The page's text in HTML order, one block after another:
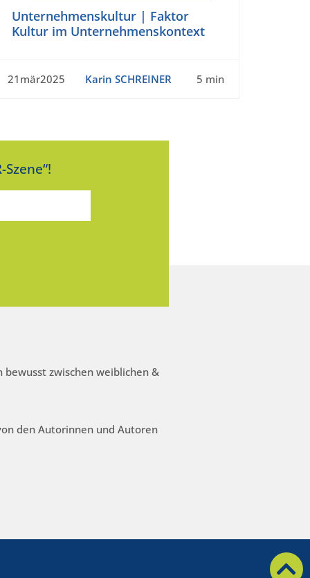
Unternehmenskultur | Faktor
Kultur im Unternehmenskontext
21mär2025 Karin SCHREINER 5 min
bewusst zwischen weiblichen &
den Autorinnen und Autoren